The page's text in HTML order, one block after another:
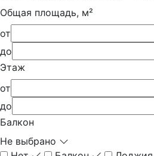
Общая площадь, м²
от
до
Этаж
от
до
Балкон
Не выбрано